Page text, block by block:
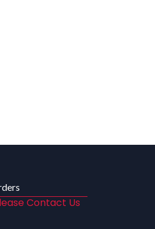
Contact Us